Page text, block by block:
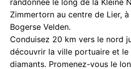
randonnée le long de la Kleine
Zimmertorn au centre de Lier,
Bogerse Velden.
Conduisez 20 km vers le nord
découvrir la ville portuaire et
diamants. Promenez-vous le